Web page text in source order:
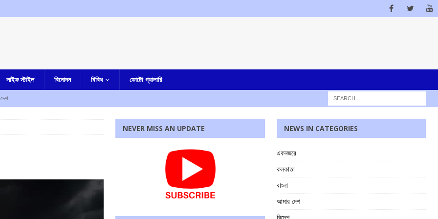
লাইফ স্টাইল বিনোদন বিবিধ ফোটো গ্যালারি
সেলিম
যাত্রা
এক নজরে
বাংলা
NEVER MISS AN UPDATE NEWS IN CATEGORIES
একনজরে
কলকাতা
বাংলা
আমার দেশ